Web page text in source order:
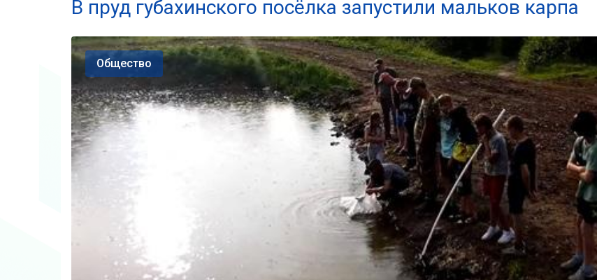
В пруд губахинского посёлка запустили мальков карпа
Общество